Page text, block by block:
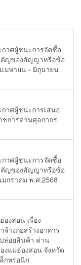
กาศผู้ชนะการจัดซื้อ
คัญของสัญญาหรือข้อ
มษายน - มิถุนายน
าศผู้ชนะการเสนอ
ชการด่านศุลกากร
กาศผู้ชนะการจัดซื้อ
คัญของสัญญาหรือข้อ
กราคม พ.ศ.2568
งสอน เรื่อง
างก่อสร้างอาคาร
ล่อยสินค้า ด่าน
งแม่ฮ่องสอน จังหวัด
กทรอนิก